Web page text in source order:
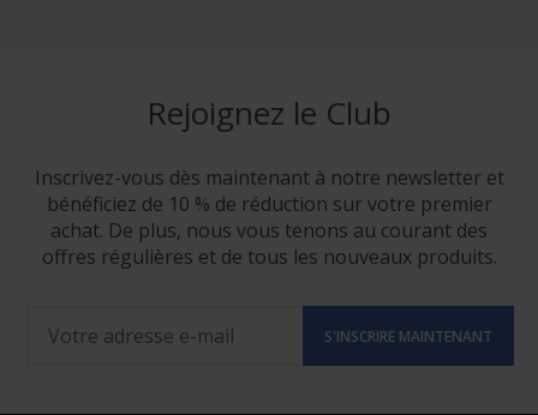
Rejoignez le Club
Inscrivez-vous dès maintenant à notre newsletter et
bénéficiez de 10 % de réduction sur votre premier
achat. De plus, nous vous tenons au courant des
offres régulières et de tous les nouveaux produits.